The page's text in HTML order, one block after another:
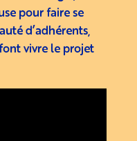
pour faire se
d’adhérents,
vivre le projet